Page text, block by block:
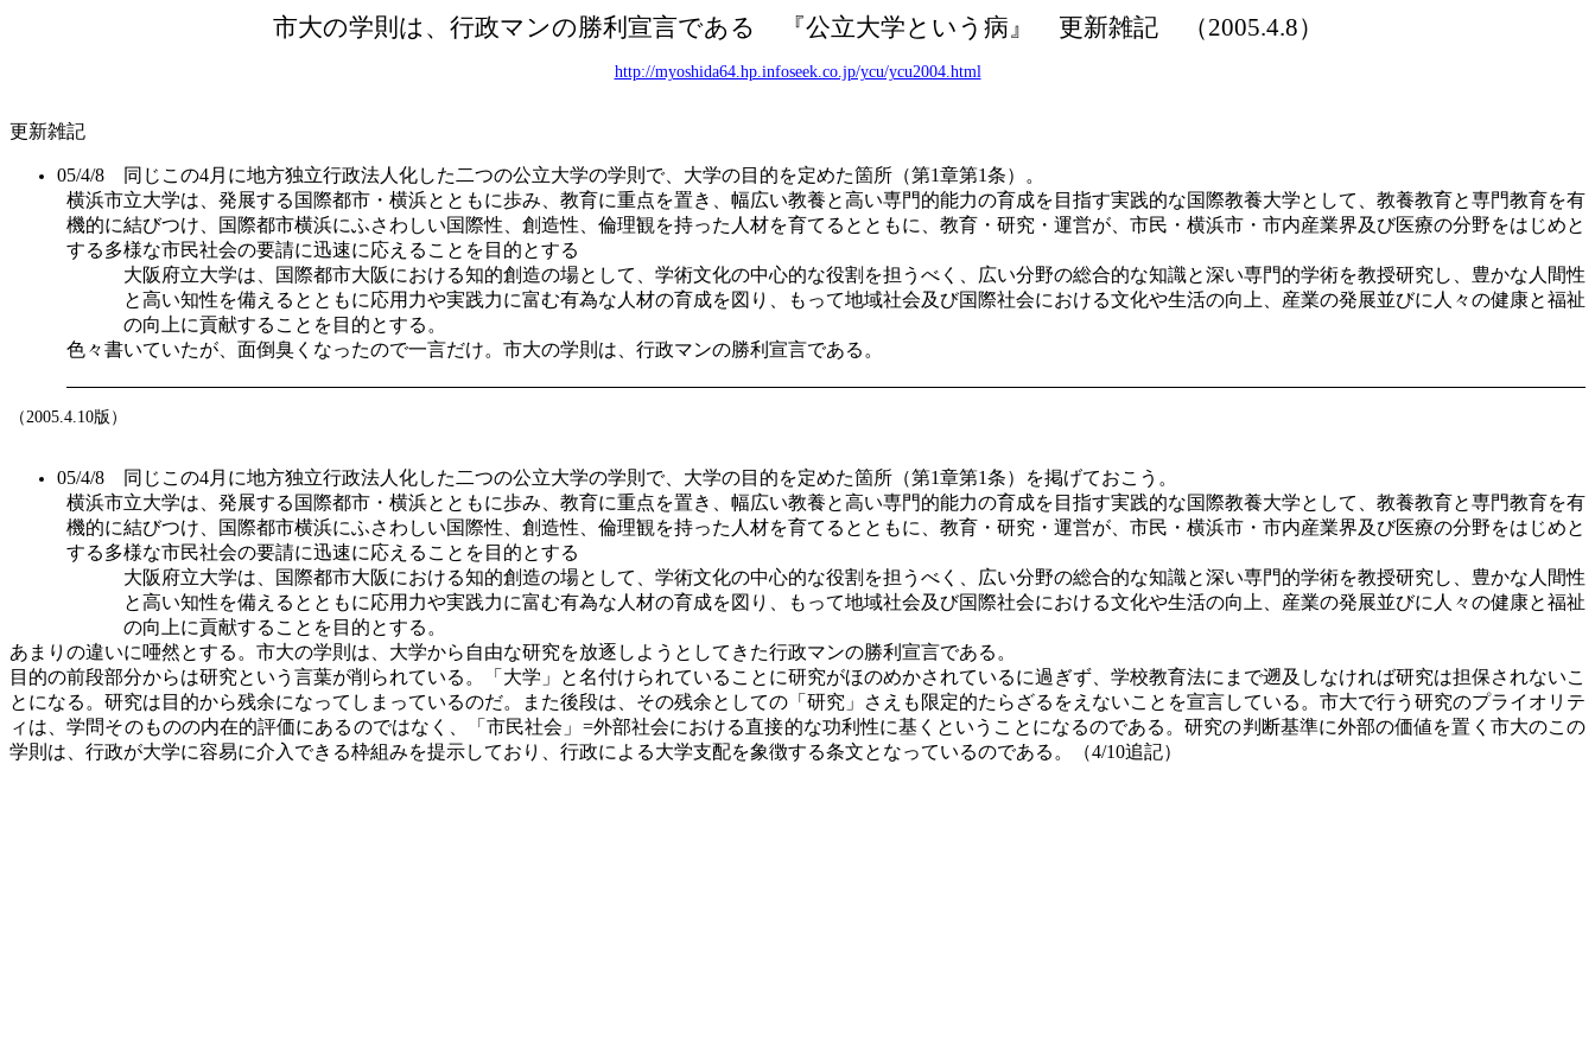
市大の学則は、行政マンの勝利宣言である 『公立大学という病』 更新雑記 （2005.4.8）
http://myoshida64.hp.infoseek.co.jp/ycu/ycu2004.html
更新雑記
05/4/8 同じこの4月に地方独立行政法人化した二つの公立大学の学則で、大学の目的を定めた箇所（第1章第1条）。
横浜市立大学は、発展する国際都市・横浜とともに歩み、教育に重点を置き、幅広い教養と高い専門的能力の育成を目指す実践的な国際教養大学として、教養教育と専門教育を有
機的に結びつけ、国際都市横浜にふさわしい国際性、創造性、倫理観を持った人材を育てるとともに、教育・研究・運営が、市民・横浜市・市内産業界及び医療の分野をはじめと
する多様な市民社会の要請に迅速に応えることを目的とする
大阪府立大学は、国際都市大阪における知的創造の場として、学術文化の中心的な役割を担うべく、広い分野の総合的な知識と深い専門的学術を教授研究し、豊かな人間性
と高い知性を備えるとともに応用力や実践力に富む有為な人材の育成を図り、もって地域社会及び国際社会における文化や生活の向上、産業の発展並びに人々の健康と福祉
の向上に貢献することを目的とする。
色々書いていたが、面倒臭くなったので一言だけ。市大の学則は、行政マンの勝利宣言である。
（ 2005.4.10版）
05/4/8 同じこの4月に地方独立行政法人化した二つの公立大学の学則で、大学の目的を定めた箇所（第1章第1条）を掲げておこう。
横浜市立大学は、発展する国際都市・横浜とともに歩み、教育に重点を置き、幅広い教養と高い専門的能力の育成を目指す実践的な国際教養大学として、教養教育と専門教育を有
機的に結びつけ、国際都市横浜にふさわしい国際性、創造性、倫理観を持った人材を育てるとともに、教育・研究・運営が、市民・横浜市・市内産業界及び医療の分野をはじめと
する多様な市民社会の要請に迅速に応えることを目的とする
大阪府立大学は、国際都市大阪における知的創造の場として、学術文化の中心的な役割を担うべく、広い分野の総合的な知識と深い専門的学術を教授研究し、豊かな人間性
と高い知性を備えるとともに応用力や実践力に富む有為な人材の育成を図り、もって地域社会及び国際社会における文化や生活の向上、産業の発展並びに人々の健康と福祉
の向上に貢献することを目的とする。
あまりの違いに唖然とする。市大の学則は、大学から自由な研究を放逐しようとしてきた行政マンの勝利宣言である。
目的の前段部分からは研究という言葉が削られている。「大学」と名付けられていることに研究がほのめかされているに過ぎず、学校教育法にまで遡及しなければ研究は担保されないこ
とになる。研究は目的から残余になってしまっているのだ。また後段は、その残余としての「研究」さえも限定的たらざるをえないことを宣言している。市大で行う研究のプライオリテ
ィは、学問そのものの内在的評価にあるのではなく、「市民社会」=外部社会における直接的な功利性に基くということになるのである。研究の判断基準に外部の価値を置く市大のこの
学則は、行政が大学に容易に介入できる枠組みを提示しており、行政による大学支配を象徴する条文となっているのである。（4/10追記）